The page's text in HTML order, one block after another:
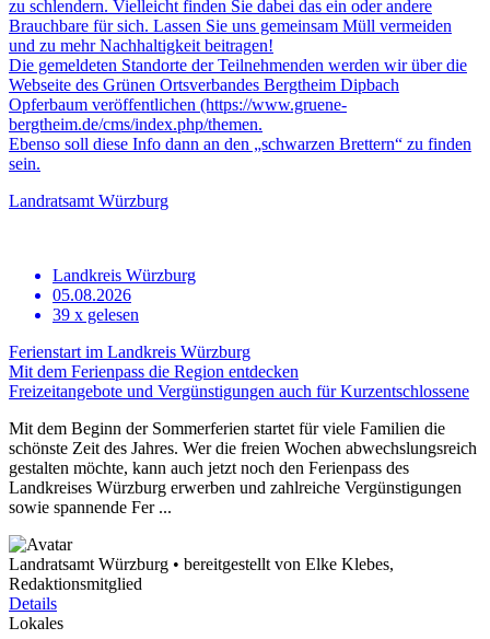
zu schlendern. Vielleicht finden Sie dabei das ein oder andere
Brauchbare für sich. Lassen Sie uns gemeinsam Müll vermeiden
und zu mehr Nachhaltigkeit beitragen!
Die gemeldeten Standorte der Teilnehmenden werden wir über die
Webseite des Grünen Ortsverbandes Bergtheim Dipbach
Opferbaum veröffentlichen (https://www.gruene-
bergtheim.de/cms/index.php/themen.
Ebenso soll diese Info dann an den „schwarzen Brettern“ zu finden
sein.
Landratsamt Würzburg
Landkreis Würzburg
05.08.2026
39 x gelesen
Ferienstart im Landkreis Würzburg
Mit dem Ferienpass die Region entdecken
Freizeitangebote und Vergünstigungen auch für Kurzentschlossene
Mit dem Beginn der Sommerferien startet für viele Familien die
schönste Zeit des Jahres. Wer die freien Wochen abwechslungsreich
gestalten möchte, kann auch jetzt noch den Ferienpass des
Landkreises Würzburg erwerben und zahlreiche Vergünstigungen
sowie spannende Fer ...
Landratsamt Würzburg • bereitgestellt von Elke Klebes,
Redaktionsmitglied
Details
Lokales